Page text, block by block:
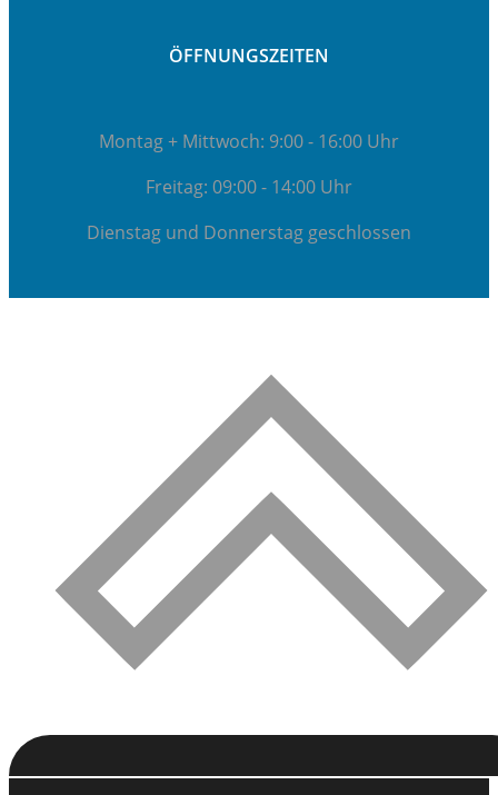
ÖFFNUNGSZEITEN
Montag + Mittwoch: 9:00 - 16:00 Uhr
Freitag: 09:00 - 14:00 Uhr
Dienstag und Donnerstag geschlossen